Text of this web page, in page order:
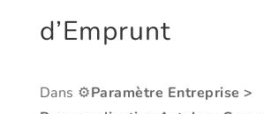
d’Emprunt
Dans ⚙️Paramètre Entreprise >